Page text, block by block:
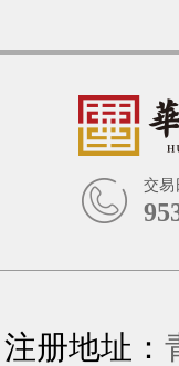
交易
注册地址：